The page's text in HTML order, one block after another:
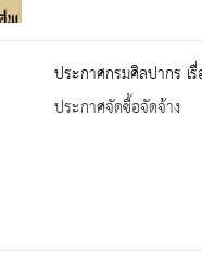
ประกาศกรมศิลปากร เ
ประกาศจัดซื้อจัดจ้าง